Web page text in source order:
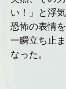
い！」と浮
恐怖の表情
一瞬立ち止
なった。